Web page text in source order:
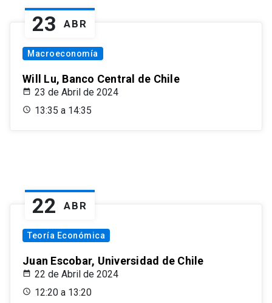
23 ABR
Macroeconomía
Will Lu, Banco Central de Chile
23 de Abril de 2024
13:35 a 14:35
22 ABR
Teoría Económica
Juan Escobar, Universidad de Chile
22 de Abril de 2024
12:20 a 13:20